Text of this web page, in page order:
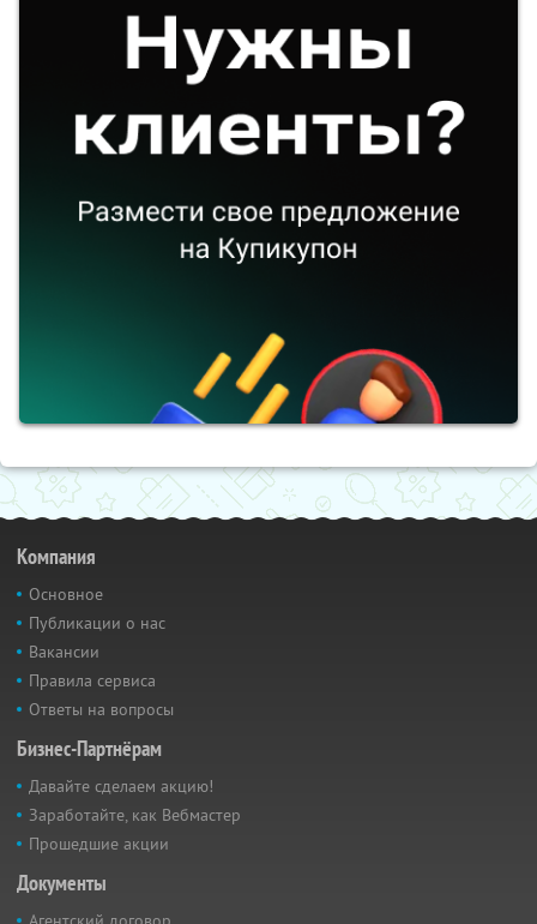
Компания
Основное
Публикации о нас
Вакансии
Правила сервиса
Ответы на вопросы
Бизнес-Партнёрам
Давайте сделаем акцию!
Заработайте, как Вебмастер
Прошедшие акции
Документы